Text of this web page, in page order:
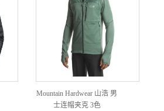
Mountain Hardwear 山浩 男
士连帽夹克 3色